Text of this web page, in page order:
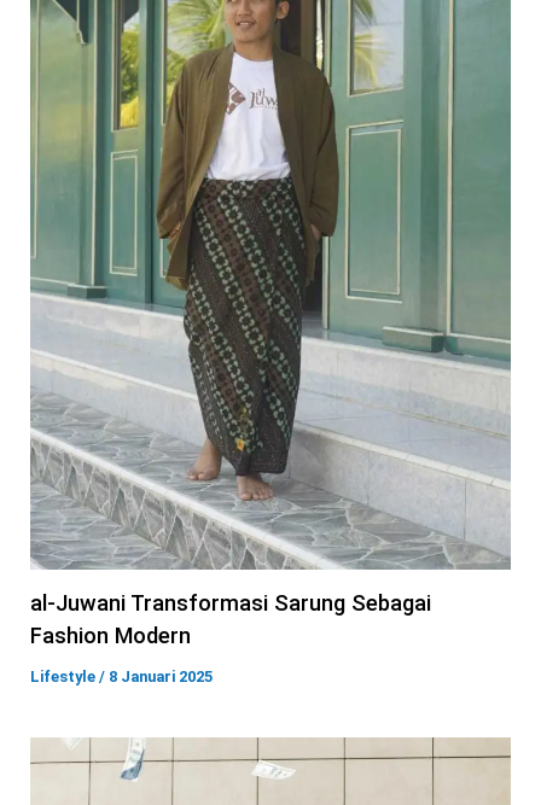
al-Juwani Transformasi Sarung Sebagai
Fashion Modern
Lifestyle / 8 Januari 2025